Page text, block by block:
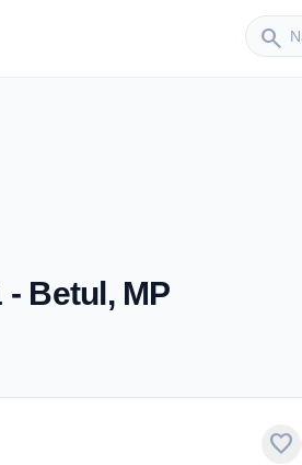
search
Sender
- Betul, MP
favorite